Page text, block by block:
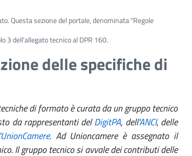
Questa sezione del portale, denominata "Regole
3 dell'allegato tecnico al DPR 160.
delle specifiche di
di formato è curata da un gruppo tecnico
da rappresentanti delDigitPA, dell'ANCI, delle
UnionCamere. Ad Unioncamere è assegnato il
Il gruppo tecnico si avvale dei contributi delle